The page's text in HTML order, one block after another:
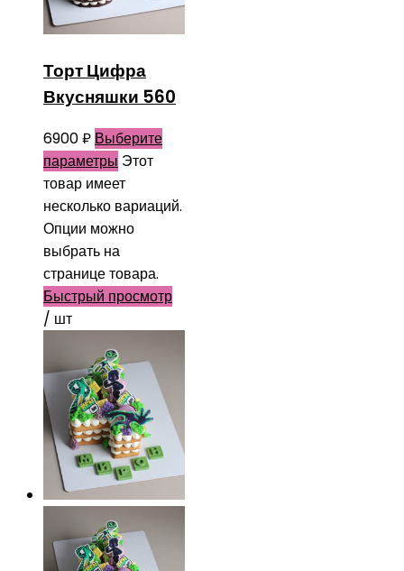
Торт Цифра
Вкусняшки 560
6900₽ Выберите
параметры Этот
товар имеет
несколько вариаций.
Опции можно
выбрать на
странице товара.
Быстрый просмотр
/ шт